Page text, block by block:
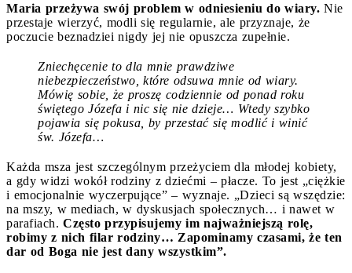
Maria przeżywa swój problem w odniesieniu do wiary. Nie
przestaje wierzyć, modli się regularnie, ale przyznaje, że
poczucie beznadziei nigdy jej nie opuszcza zupełnie.
Zniechęcenie to dla mnie prawdziwe
niebezpieczeństwo, które odsuwa mnie od wiary.
Mówię sobie, że proszę codziennie od ponad roku
świętego Józefa i nic się nie dzieje… Wtedy szybko
pojawia się pokusa, by przestać się modlić i winić
św. Józefa…
Każda msza jest szczególnym przeżyciem dla młodej kobiety,
a gdy widzi wokół rodziny z dziećmi – płacze. To jest „ciężkie
i emocjonalnie wyczerpujące” – wyznaje. „Dzieci są wszędzie:
na mszy, w mediach, w dyskusjach społecznych… i nawet w
parafiach. Często przypisujemy im najważniejszą rolę,
robimy z nich filar rodziny… Zapominamy czasami, że ten
dar od Boga nie jest dany wszystkim”.